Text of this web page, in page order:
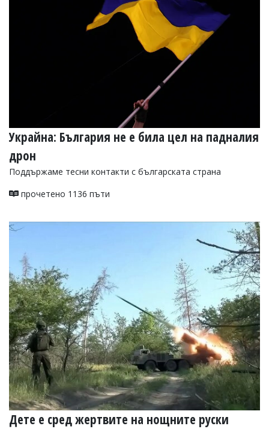
тях!
откриете
обиден
вас
коментар,
сигнализирайте
ни!
Украйна: България не е била цел на падналия
дрон
Поддържаме тесни контакти с българската страна
прочетено 1136 пъти
Дете е сред жертвите на нощните руски